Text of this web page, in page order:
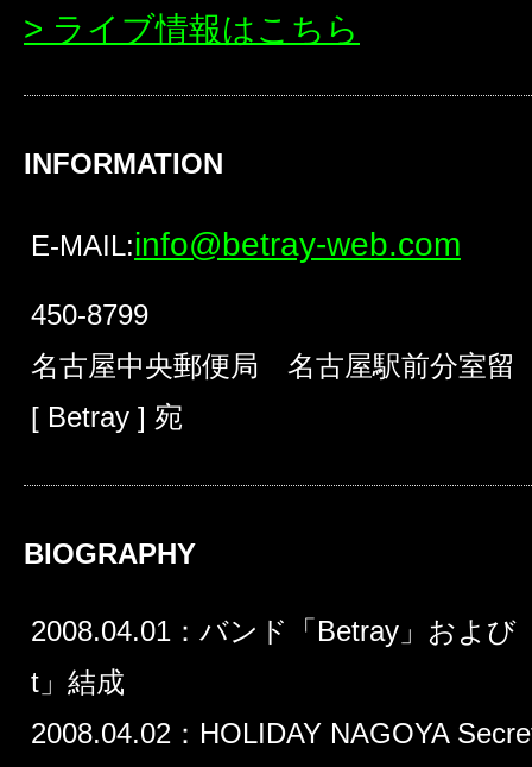
> ライブ情報はこちら
INFORMATION
E-MAIL:info@betray-web.com
450-8799
名古屋中央郵便局 名古屋駅前分室留
[ Betray ] 宛
BIOGRAPHY
2008.04.01：バンド「Betray」および
t」結成
2008.04.02：HOLIDAY NAGOYA